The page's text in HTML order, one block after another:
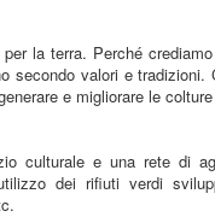
la terra. Perché
secondo valori e
e migliorare le
culturale e una rete di
dei rifiuti verdi